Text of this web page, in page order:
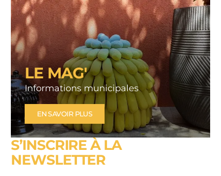
LE MAG'
Informations municipales
EN SAVOIR PLUS
S’INSCRIRE À LA
NEWSLETTER